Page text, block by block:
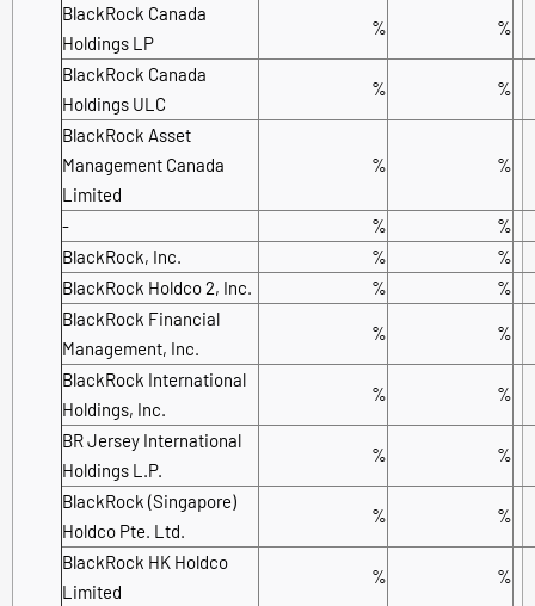
BlackRock Canada
Holdings LP
% %
BlackRock Canada
Holdings ULC
% %
BlackRock Asset
Management Canada
Limited
% %
- %
%
BlackRock, Inc.
%
%
BlackRock Holdco 2, Inc.
%
%
BlackRock Financial
Management, Inc.
% %
BlackRock International
Holdings, Inc.
% %
BR Jersey International
Holdings L.P.
% %
BlackRock (Singapore)
Holdco Pte. Ltd.
% %
BlackRock HK Holdco
Limited
% %